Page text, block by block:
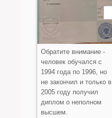
Обратите внимание -
человек обучался с
1994 года по 1996, но
не закончил и только в
2005 году получил
диплом о неполном
высшем.